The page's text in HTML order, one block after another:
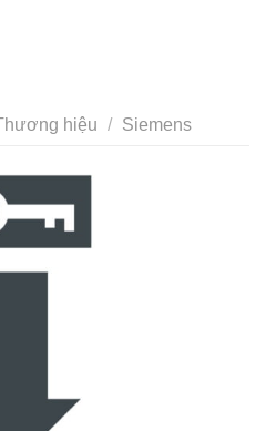
hiệu / Siemens